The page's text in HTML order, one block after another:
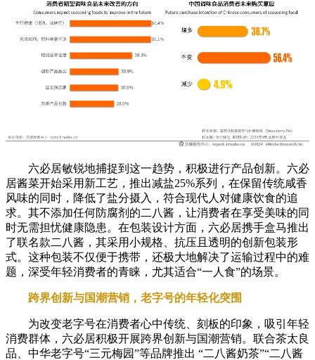
六必居敏锐地捕捉到这一趋势，积极进行产品创新。六必
居酱菜开始采用新工艺，推出减盐25%系列，在保留传统咸香
风味的同时，降低了盐分摄入，符合现代人对健康饮食的追
求。其不添加任何防腐剂的二八酱，让消费者在享受美味的同
时无需担忧健康隐患。在包装设计方面，六必居携手盒马推出
了联名款二八酱，其采用小规格、抗压且透明的创新包装形
式。这种包装不仅便于携带，还极大地解决了运输过程中的难
题，深受年轻消费者的青睐，尤其适合“一人食”的场景。
跨界创新与国潮营销，老字号的年轻化突围
为改变老字号在消费者心中传统、刻板的印象，吸引年轻
消费群体，六必居积极开展跨界创新与国潮营销。联合茶太良
品、中华老字号“三元梅园”等品牌推出 “二八酱奶茶”“二八酱